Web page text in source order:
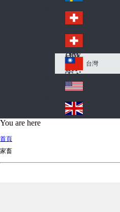
a
Sw
ed
en
Sw
itz
erl
an
d
Sw
itz
erl
an
d
Tai
wa
n
台灣
A
Un
You are here
首頁
家畜